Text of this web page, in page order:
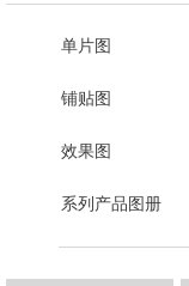
单片图
铺贴图
效果图
系列产品图册